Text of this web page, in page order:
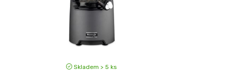
Skladem > 5 ks